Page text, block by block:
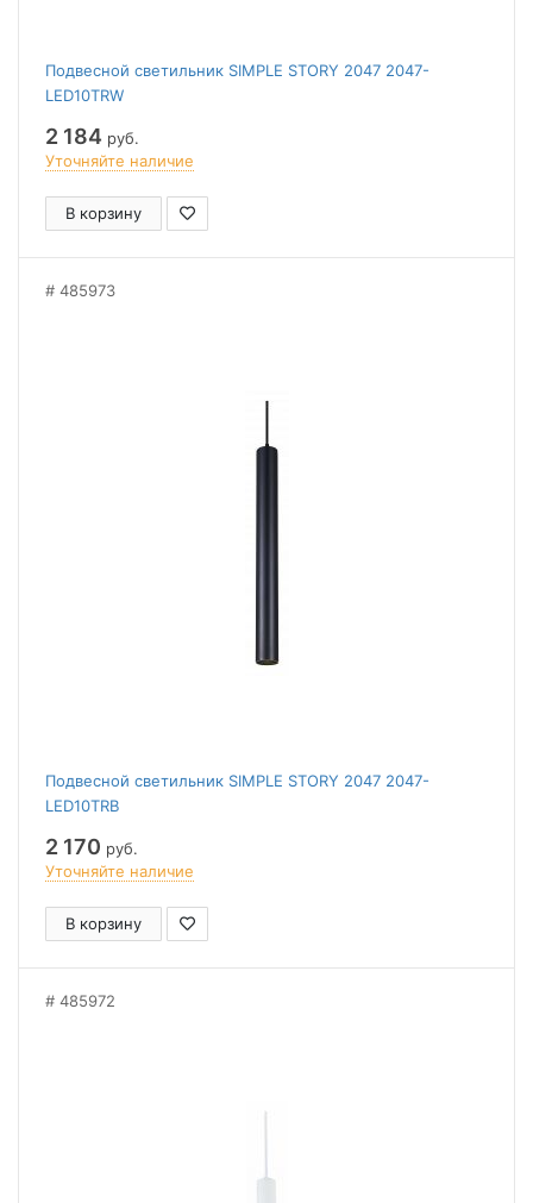
Подвесной светильник SIMPLE STORY 2047 2047-
LED10TRW
2 184 руб.
Уточняйте наличие
В корзину
485973
Подвесной светильник SIMPLE STORY 2047 2047-
LED10TRB
2 170 руб.
Уточняйте наличие
В корзину
485972